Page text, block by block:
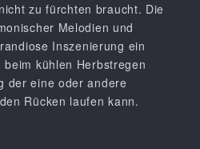
zu fürchten braucht. Die
Melodien und
Inszenierung ein
kühlen Herbstregen
der eine oder andere
Rücken laufen kann.